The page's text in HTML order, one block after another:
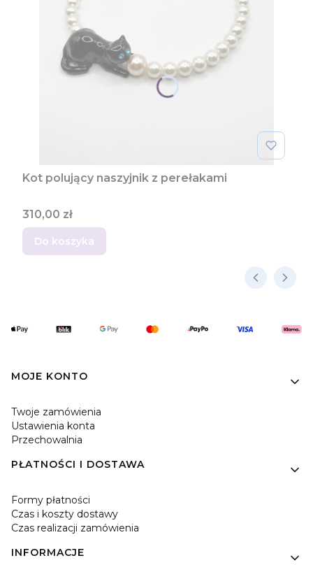
Kot polujący naszyjnik z perełakami
Cena
310,00 zł
Do koszyka
Linki w stopce
MOJE KONTO
Twoje zamówienia
Ustawienia konta
Przechowalnia
PŁATNOŚCI I DOSTAWA
Formy płatności
Czas i koszty dostawy
Czas realizacji zamówienia
INFORMACJE